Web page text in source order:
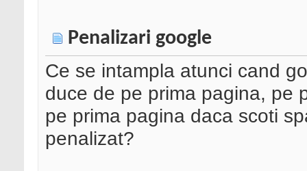
Penalizari google
Ce se intampla atunci cand
duce de pe prima pagina, pe
pe prima pagina daca scoti
penalizat?